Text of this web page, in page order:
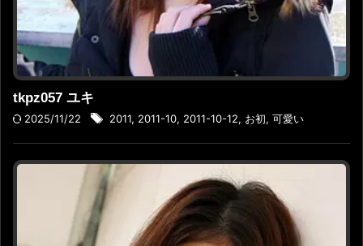
tkpz057 ユキ
2025/11/22 2011, 2011-10, 2011-10-12, お初, 可愛い